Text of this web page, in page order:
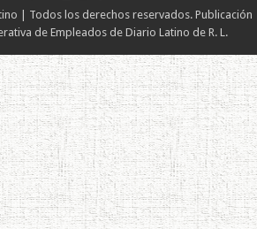
| Todos los derechos reservados. Publicación
de Empleados de Diario Latino de R. L.